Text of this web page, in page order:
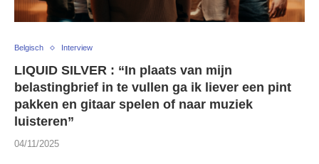
Belgisch Interview
LIQUID SILVER : “In plaats van mijn
belastingbrief in te vullen ga ik liever een pint
pakken en gitaar spelen of naar muziek
luisteren”
04/11/2025